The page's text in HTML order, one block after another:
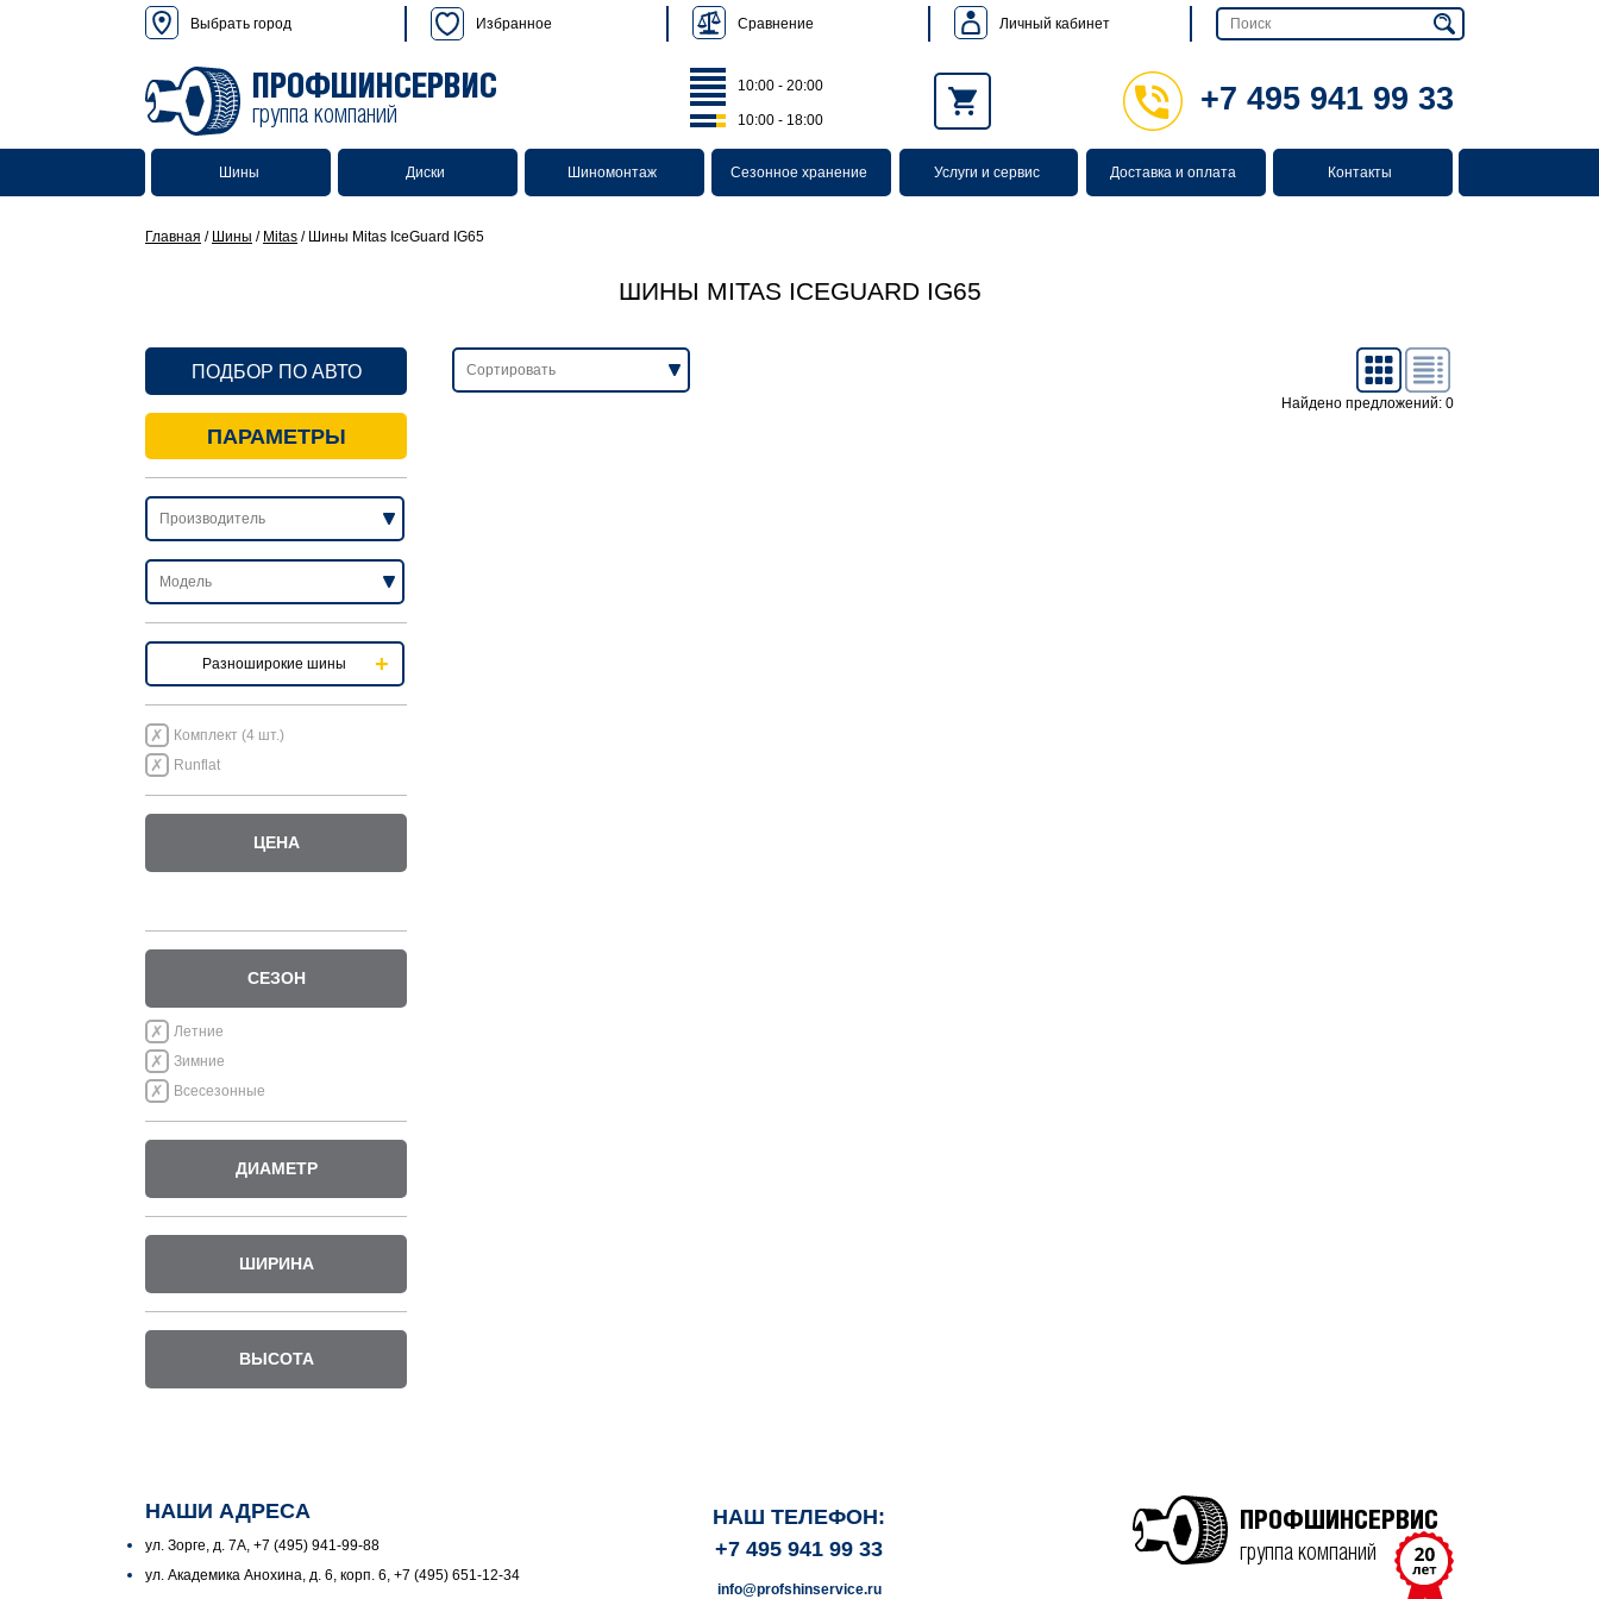
Выбрать город Избранное Сравнение Личный кабинет
ПРОФШИНСЕРВИС
группа компаний
10:00 - 20:00
10:00 - 18:00
+7 495 941 99 33
Шины Диски Шиномонтаж Сезонное хранение Услуги и сервис Доставка и оплата Контакты
Главная / Шины / Mitas / Шины Mitas IceGuard IG65
ШИНЫ MITAS ICEGUARD IG65
ПОДБОР ПО АВТО
ПАРАМЕТРЫ
Разноширокие шины
Комплект (4 шт.)
Runflat
ЦЕНА
СЕЗОН
Летние
Зимние
Всесезонные
ДИАМЕТР
ШИРИНА
ВЫСОТА
Найдено предложений: 0
НАШИ АДРЕСА
ул. Зорге, д. 7А, +7 (495) 941-99-88
ул. Академика Анохина, д. 6, корп. 6, +7 (495) 651-12-34
НАШ ТЕЛЕФОН:
+7 495 941 99 33
info@profshinservice.ru
ПРОФШИНСЕРВИС
группа компаний